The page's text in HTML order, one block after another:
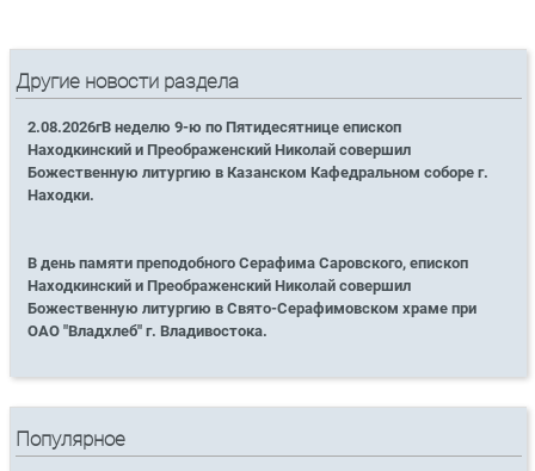
Другие новости раздела
2.08.2026гВ неделю 9-ю по Пятидесятнице епископ
Находкинский и Преображенский Николай совершил
Божественную литургию в Казанском Кафедральном соборе г.
Находки.
В день памяти преподобного Серафима Саровского, епископ
Находкинский и Преображенский Николай совершил
Божественную литургию в Свято-Серафимовском храме при
ОАО "Владхлеб" г. Владивостока.
Популярное